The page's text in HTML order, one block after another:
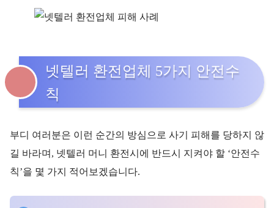
넷텔러 환전업체 5가지 안전수
칙
부디 여러분은 이런 순간의 방심으로 사기 피해를 당하지 않
길 바라며, 넷텔러 머니 환전시에 반드시 지켜야 할 ‘안전수
칙’을 몇 가지 적어보겠습니다.